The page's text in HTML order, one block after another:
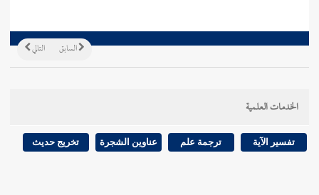
التالي السابق
الخدمات العلمية
تفسير الآية ترجمة علم عناوين الشجرة تخريج حديث